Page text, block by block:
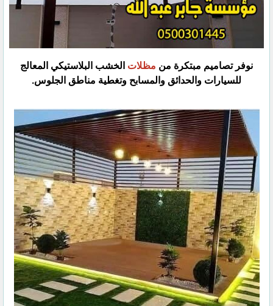
نوفر تصاميم مبتكرة من مظلات الخشب البلاستيكي المعالج
للسيارات والحدائق والمسابح وتغطية مناطق الجلوس.